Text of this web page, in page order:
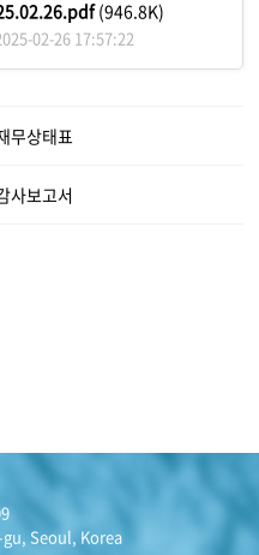
(946.8K)
02-26 17:57:22
무상태표
사보고서
Seoul, Korea